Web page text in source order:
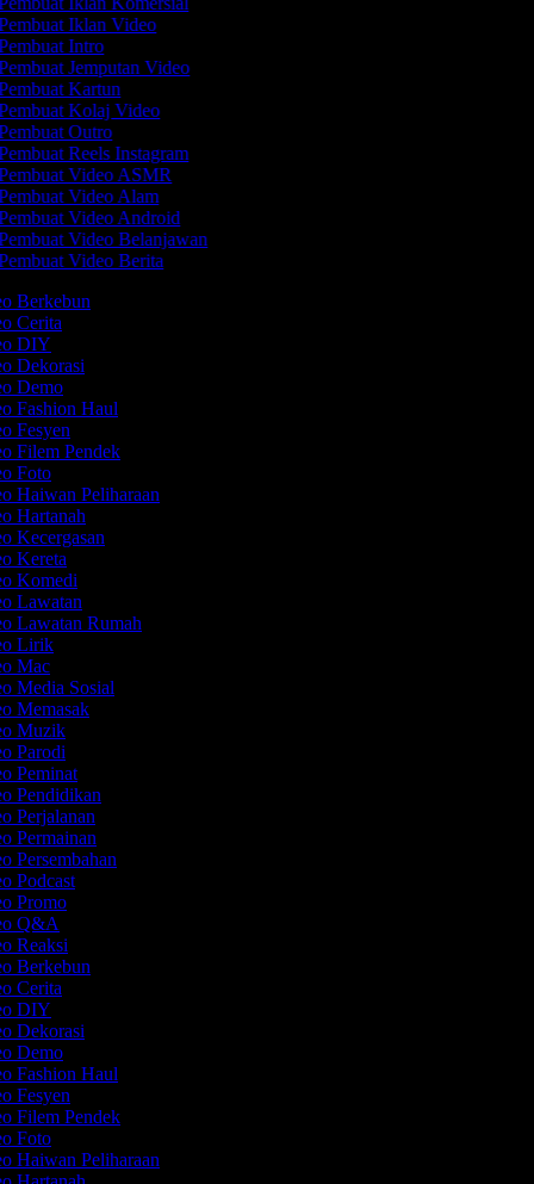
Iklan Video
Intro
Jemputan Video
Kartun
Kolaj Video
Outro
Reels Instagram
Video ASMR
Video Alam
Video Android
Video Belanjawan
Video Berita
Berkebun
Cerita
DIY
Dekorasi
Demo
Fashion Haul
Fesyen
Filem Pendek
Foto
Haiwan Peliharaan
Hartanah
Kecergasan
Kereta
Komedi
Lawatan
Lawatan Rumah
Lirik
Mac
Media Sosial
Memasak
Muzik
Parodi
Peminat
Pendidikan
Perjalanan
Permainan
Persembahan
Podcast
Promo
Q&A
Reaksi
Berkebun
Cerita
DIY
Dekorasi
Demo
Fashion Haul
Fesyen
Filem Pendek
Foto
Haiwan Peliharaan